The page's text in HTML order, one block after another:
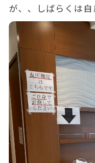
が、、しばらくは自